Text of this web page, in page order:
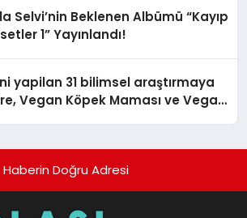
Selvi’nin Beklenen Albümü “Kayıp
1” Yayınlandı!
yapilan 31 bilimsel araştırmaya
Vegan Köpek Maması ve Vegan
Haberin Doğru Adresi